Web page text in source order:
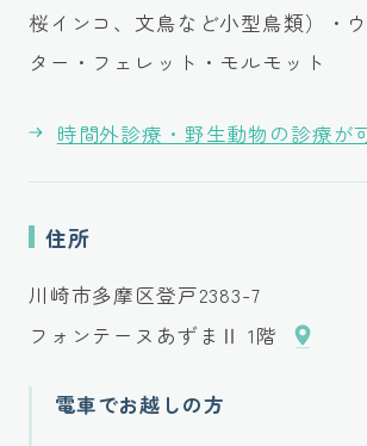
桜インコ、文鳥など小型鳥類）・
ター・フェレット・モルモット
時間外診療・野生動物の診療が
住所
川崎市多摩区登戸2383-7
フォンテーヌあずまⅡ 1階
電車でお越しの方